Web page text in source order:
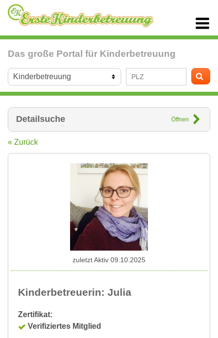
Das große Portal für Kinderbetreuung
Detailsuche Öffnen
« Zurück
Kinderbetreuerin: Julia
Zertifikat:
Verifiziertes Mitglied
zuletzt Aktiv 09.10.2025